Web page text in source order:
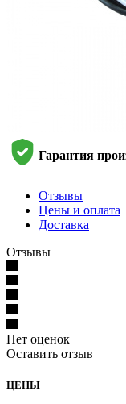
Гарантия
Отзывы
Цены и оплата
Доставка
Отзывы
Нет оценок
Оставить отзыв
ЦЕНЫ